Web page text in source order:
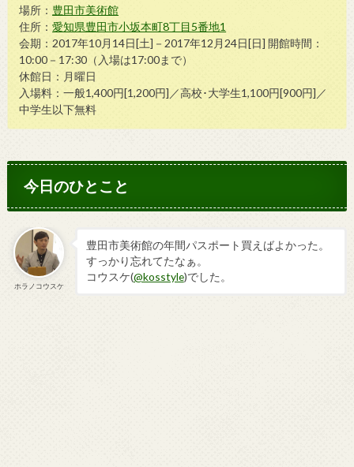
場所： 豊田市美術館
住所：愛知県豊田市小坂本町8丁目5番地1
会期：2017年10月14日[土]－2017年12月24日[日] 開館時間：
10:00－17:30（入場は17:00まで）
休館日：月曜日
入場料：一般1,400円[1,200円]／高校･大学生1,100円[900円]／
中学生以下無料
今日のひとこと
ホラノコウスケ
豊田市美術館の年間パスポート買えばよかった。
すっかり忘れてたなぁ。
コウスケ(@kosstyle)でした。